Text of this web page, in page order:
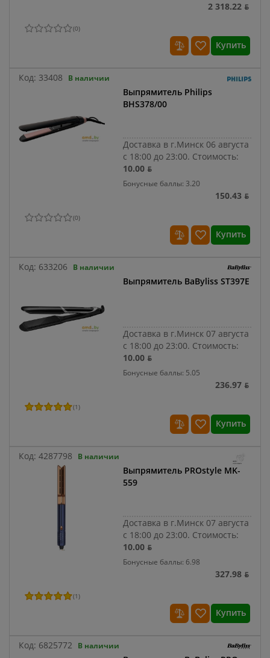
2 318.22 ƃ
(0)
Купить
Код: 33408 В наличии
Выпрямитель Philips
BHS378/00
Доставка в г.Минск 06 августа
с 18:00 до 23:00. Стоимость:
10.00 ƃ
Бонусные баллы: 3.20
150.43 ƃ
(0)
Купить
Код: 633206 В наличии
Выпрямитель BaByliss ST397E
Доставка в г.Минск 07 августа
с 18:00 до 23:00. Стоимость:
10.00 ƃ
Бонусные баллы: 5.05
236.97 ƃ
(1)
Купить
Код: 4287798 В наличии
Выпрямитель PROstyle MK-
559
Доставка в г.Минск 07 августа
с 18:00 до 23:00. Стоимость:
10.00 ƃ
Бонусные баллы: 6.98
327.98 ƃ
(1)
Купить
Код: 6825772 В наличии